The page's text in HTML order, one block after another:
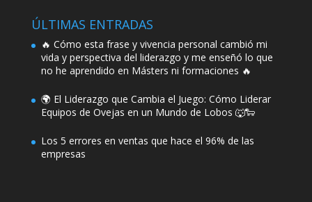
ÚLTIMAS ENTRADAS
🔥 Cómo esta frase y vivencia personal cambió mi
vida y perspectiva del liderazgo y me enseñó lo que
no he aprendido en Másters ni formaciones 🔥
🌍 El Liderazgo que Cambia el Juego: Cómo Liderar
Equipos de Ovejas en un Mundo de Lobos 🐺🐑
Los 5 errores en ventas que hace el 96% de las
empresas